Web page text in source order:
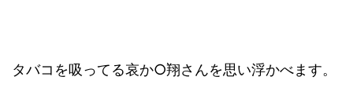
タバコを吸ってる哀か○翔さんを思い浮かべます。